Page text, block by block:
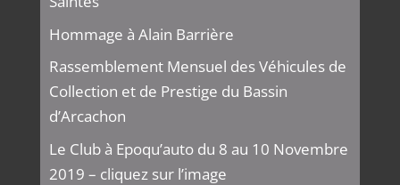
Hommage à Alain Barrière
Rassemblement Mensuel des Véhicules de
Collection et de Prestige du Bassin
d’Arcachon
Le Club à Epoqu’auto du 8 au 10 Novembre
2019 – cliquez sur l’image